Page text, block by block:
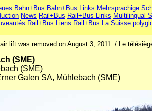
Bahn+Bus Bahn+Bus Links Mehrsprachige
News Rail+Bus Rail+Bus Links Multilingual
Rail+Bus Liens Rail+Bus La Suisse
lift was removed on August 3, 2011. / Le
(SME)
(SME)
Galen SA, Mühlebach (SME)